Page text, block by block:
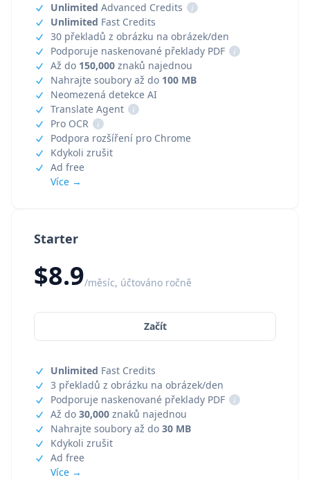
Starter
$8.9/měsíc, účtováno ročně
Začít
Unlimited Fast Credits
3 překladů z obrázku na obrázek/den
Podporuje naskenované překlady PDF
i
Až do 30,000 znaků najednou
Nahrajte soubory až do 30 MB
Kdykoli zrušit
Ad free
Více →
Unlimited Advanced Credits
i
Unlimited Fast Credits
30 překladů z obrázku na obrázek/den
Podporuje naskenované překlady PDF
i
Až do 150,000 znaků najednou
Nahrajte soubory až do 100 MB
Neomezená detekce AI
Translate Agent
i
Pro OCR
i
Podpora rozšíření pro Chrome
Kdykoli zrušit
Ad free
Více →